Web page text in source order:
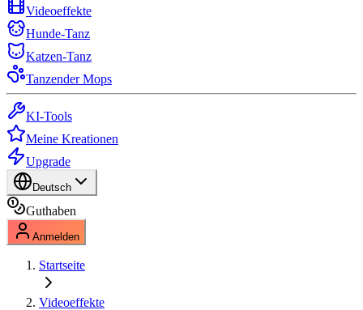
Videoeffekte
Hunde-Tanz
Katzen-Tanz
Tanzender Mops
KI-Tools
Meine Kreationen
Upgrade
Deutsch
Guthaben
Anmelden
Startseite
Videoeffekte